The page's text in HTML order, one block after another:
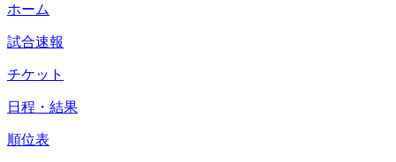
ホーム
試合速報
チケット
日程・結果
順位表